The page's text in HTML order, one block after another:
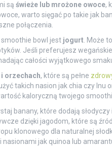
są świeże lub mrożone owoce,
warto sięgać po takie jak
połączenia.
smoothie bowl jest jogurt. Może
Jeśli preferujesz
całości wyjątkowego
orzechach, które są pełne
takich nasion jak chia czy lnu
kaloryczną twojego
banany, które dodają
dzięki jagodom, które są
klonowego dla naturalnej
nasionami jak quinoa lub